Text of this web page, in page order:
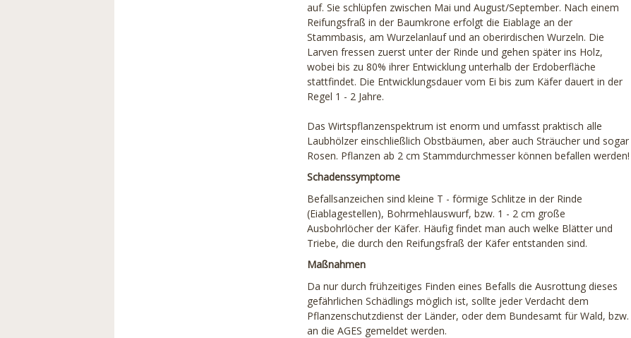
auf. Sie schlüpfen zwischen Mai und August/September. Nach einem
Reifungsfraß in der Baumkrone erfolgt die Eiablage an der
Stammbasis, am Wurzelanlauf und an oberirdischen Wurzeln. Die
Larven fressen zuerst unter der Rinde und gehen später ins Holz,
wobei bis zu 80% ihrer Entwicklung unterhalb der Erdoberfläche
stattfindet. Die Entwicklungsdauer vom Ei bis zum Käfer dauert in der
Regel 1 - 2 Jahre.
Das Wirtspflanzenspektrum ist enorm und umfasst praktisch alle
Laubhölzer einschließlich Obstbäumen, aber auch Sträucher und sogar
Rosen. Pflanzen ab 2 cm Stammdurchmesser können befallen werden!
Schadenssymptome
Befallsanzeichen sind kleine T - förmige Schlitze in der Rinde
(Eiablagestellen), Bohrmehlauswurf, bzw. 1 - 2 cm große
Ausbohrlöcher der Käfer. Häufig findet man auch welke Blätter und
Triebe, die durch den Reifungsfraß der Käfer entstanden sind.
Maßnahmen
Da nur durch frühzeitiges Finden eines Befalls die Ausrottung dieses
gefährlichen Schädlings möglich ist, sollte jeder Verdacht dem
Pflanzenschutzdienst der Länder, oder dem Bundesamt für Wald, bzw.
an die AGES gemeldet werden.